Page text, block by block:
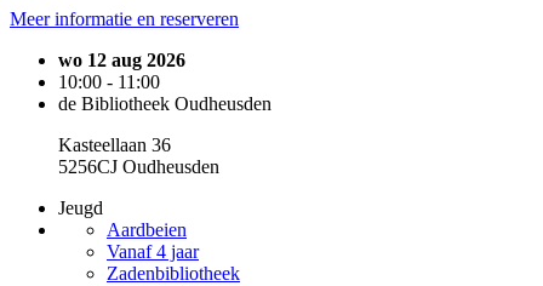
Meer informatie en reserveren
wo 12 aug 2026
10:00 - 11:00
de Bibliotheek Oudheusden
Kasteellaan 36
5256CJ Oudheusden
Jeugd
Aardbeien
Vanaf 4 jaar
Zadenbibliotheek